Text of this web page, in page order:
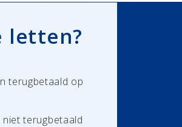
letten?
terugbetaald op
terugbetaald